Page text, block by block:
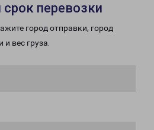
перевозки
город отправки, город
вес груза.